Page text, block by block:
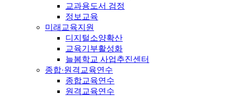
교과용도서 검정
정보교육
미래교육지원
디지털소양확산
교육기부활성화
늘봄학교 사업추진센터
종합·원격교육연수
종합교육연수
원격교육연수